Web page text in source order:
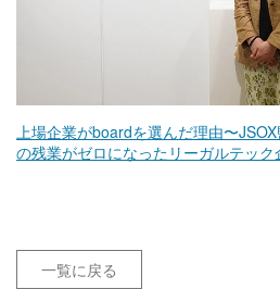
上場企業がboardを選んだ理由〜
の残業がゼロになったリーガルテック
一覧に戻る